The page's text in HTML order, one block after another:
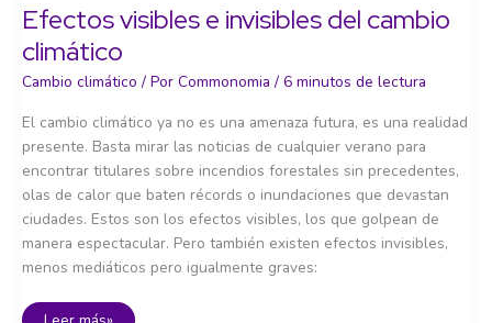
siglo
XXI
Efectos visibles e invisibles del cambio
climático
Cambio climático / Por Commonomia / 6 minutos de lectura
El cambio climático ya no es una amenaza futura, es una realidad
presente. Basta mirar las noticias de cualquier verano para
encontrar titulares sobre incendios forestales sin precedentes,
olas de calor que baten récords o inundaciones que devastan
ciudades. Estos son los efectos visibles, los que golpean de
manera espectacular. Pero también existen efectos invisibles,
menos mediáticos pero igualmente graves: